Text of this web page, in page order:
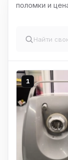
поломки и
1